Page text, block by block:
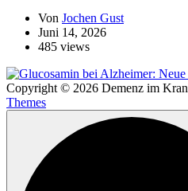
Von Jochen Gust
Juni 14, 2026
485 views
Copyright © 2026 Demenz im
Themes